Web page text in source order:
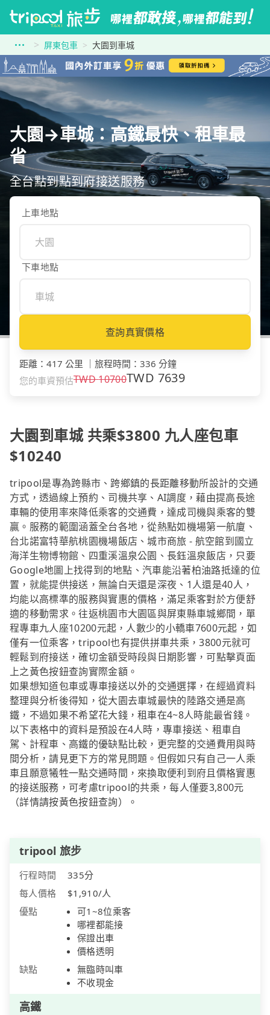
屏東包車 大園到車城
大園→車城：高鐵最快、租車最
省
全台點到點到府接送服務
上車地點
下車地點
查詢真實價格
距離 ： 417 公里 旅程時間 ： 336 分鐘
您的車資預估TWD10700TWD 7639
大園到車城 共乘$3800 九人座包車
$10240
tripool是專為跨縣市、跨鄉鎮的長距離移動所設計的交通
方式，透過線上預約、司機共享、AI調度，藉由提高長途
車輛的使用率來降低乘客的交通費，達成司機與乘客的雙
贏。服務的範圍涵蓋全台各地，從熱點如機場第一航廈、
台北諾富特華航桃園機場飯店、城市商旅 - 航空館到國立
海洋生物博物館、四重溪溫泉公園、長鈺溫泉飯店，只要
Google地圖上找得到的地點、汽車能沿著柏油路抵達的位
置，就能提供接送，無論白天還是深夜、1人還是40人，
均能以高標準的服務與實惠的價格，滿足乘客對於方便舒
適的移動需求。往返桃園市大園區與屏東縣車城鄉間，單
程專車九人座10200元起，人數少的小轎車7600元起，如
僅有一位乘客，tripool也有提供拼車共乘，3800元就可
輕鬆到府接送，確切金額受時段與日期影響，可點擊頁面
上之黃色按鈕查詢實際金額。
如果想知道包車或專車接送以外的交通選擇，在經過資料
整理與分析後得知，從大園去車城最快的陸路交通是高
鐵，不過如果不希望花大錢，租車在4~8人時能最省錢。
以下表格中的資料是預設在4人時，專車接送、租車自
駕、計程車、高鐵的優缺點比較，更完整的交通費用與時
間分析，請見更下方的常見問題。但假如只有自己一人乘
車且願意犧牲一點交通時間，來換取便利到府且價格實惠
的接送服務，可考慮tripool的共乘，每人僅要3,800元
（詳情請按黃色按鈕查詢）。
tripool 旅步
行程時間
335分
每人價格
$1,910/人
優點
可1~8位乘客
哪裡都能接
保證出車
價格透明
缺點
無臨時叫車
不收現金
高鐵